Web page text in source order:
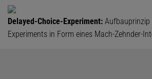
Delayed-Choice-Experiment: Aufbauprinzip
Experiments in Form eines Mach-Zehnder-